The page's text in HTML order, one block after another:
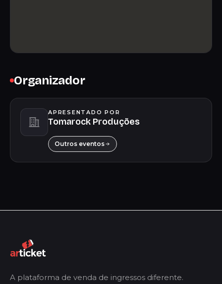
Organizador
APRESENTADO POR
Tomarock Produções
Outros eventos
A plataforma de venda de ingressos diferente.